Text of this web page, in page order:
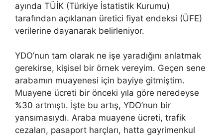
ayında TÜİK (Türkiye İstatistik Kurumu)
tarafından açıklanan üretici fiyat endeksi (ÜFE)
verilerine dayanarak belirleniyor.
YDO’nun tam olarak ne işe yaradığını anlatmak
gerekirse, kişisel bir örnek vereyim. Geçen sene
arabamın muayenesi için bayiye gitmiştim.
Muayene ücreti bir önceki yıla göre neredeyse
%30 artmıştı. İşte bu artış, YDO’nun bir
yansımasıydı. Araba muayene ücreti, trafik
cezaları, pasaport harçları, hatta gayrimenkul